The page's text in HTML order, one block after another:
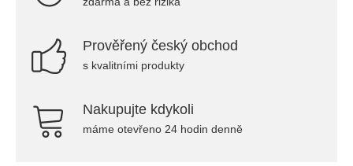
Prověřený český obchod
s kvalitními produkty
Nakupujte kdykoli
máme otevřeno 24 hodin denně